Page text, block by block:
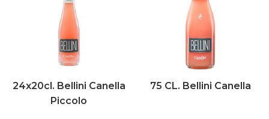
24x20cl. Bellini Canella
Piccolo
75 CL. Bellini Canella